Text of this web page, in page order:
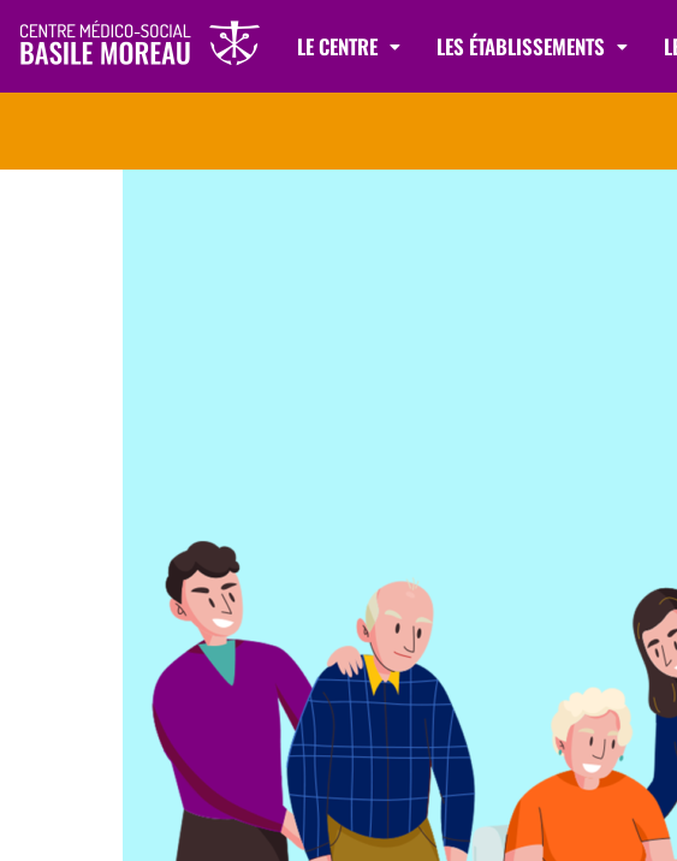
LE CENTRE LES ÉTABLISSEMENTS